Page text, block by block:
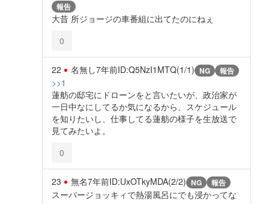
報告
大昔 所ジョージの車番組に出てたのにねぇ
0
22 名無し7年前ID:Q5NzI1MTQ(1/1) NG 報告
>>1
蓮舫の邸宅にドローンをと言いたいが、政治家が
一日中なにしてるか気になるから、スケジュール
を知りたいし、仕事してる蓮舫の様子を生放送で
見てみたいよ。
0
23 無名7年前ID:UxOTkyMDA(2/2) NG 報告
スーパージョッキィで熱湯風呂にでも浸かってな